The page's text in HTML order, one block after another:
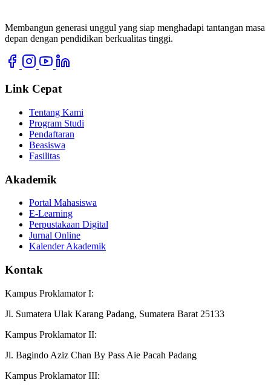
Membangun generasi unggul yang siap menghadapi tantangan masa
depan dengan pendidikan berkualitas tinggi.
Link Cepat
Tentang Kami
Program Studi
Pendaftaran
Beasiswa
Fasilitas
Akademik
Portal Mahasiswa
E-Learning
Perpustakaan Digital
Jurnal Online
Kalender Akademik
Kontak
Kampus Proklamator I:
Jl. Sumatera Ulak Karang Padang, Sumatera Barat 25133
Kampus Proklamator II:
Jl. Bagindo Aziz Chan By Pass Aie Pacah Padang
Kampus Proklamator III: